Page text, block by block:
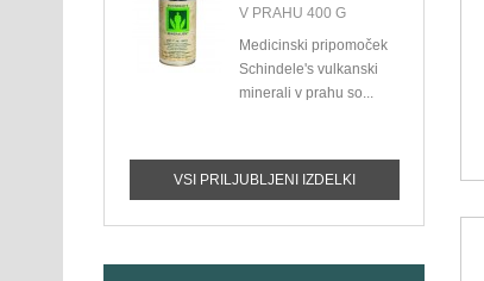
V PRAHU 400 G
Medicinski pripomoček
Schindele's vulkanski
minerali v prahu so...
VSI PRILJUBLJENI IZDELKI